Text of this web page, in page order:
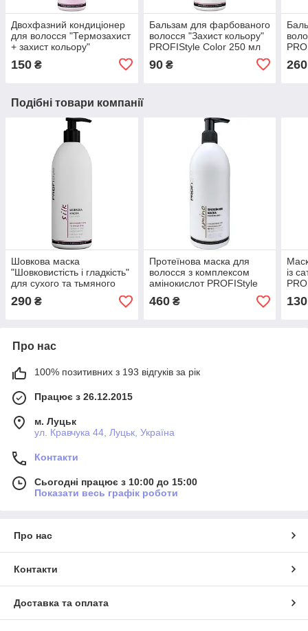
Двохфазний кондиціонер
для волосся "Термозахист
+ захист кольору"
PROFIStyle Color 250 мл
150 ₴
Бальзам для фарбованого
волосся "Захист кольору"
PROFIStyle Color 250 мл
90₴ 260
Подібні товари компанії
Шовкова маска
"Шовковистість і гладкість"
для сухого та тьмяного
волосся PROFIStyle Silk
500 мл
290 ₴
Протеїнова маска для
волосся з комплексом
амінокислот PROFIStyle
Amino 500 мл
460₴
із
130
Про нас
100% позитивних з 193 відгуків за рік
Працює з 26.12.2015
м. Луцьк
ул. Кравчука 44, Луцьк, Україна
Контакти
Сьогодні працює з 10:00 до 15:00
Показати весь графік роботи
Про нас
Контакти
Доставка та оплата